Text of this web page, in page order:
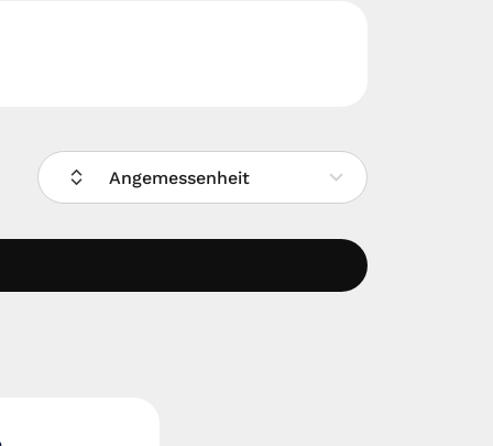
Angemessenheit